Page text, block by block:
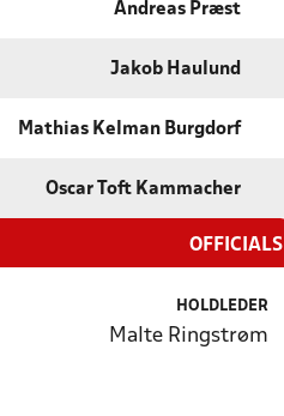
Andreas Præst
Jakob Haulund
Mathias Kelman Burgdorf
Oscar Toft Kammacher
OFFICIALS
HOLDLEDER
Malte Ringstrøm